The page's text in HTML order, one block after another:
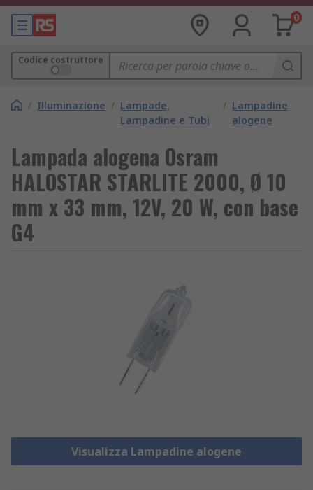
0
Codice costruttore
/ Illuminazione / Lampade,
Lampadine e Tubi
/ Lampadine
alogene
Lampada alogena Osram
HALOSTAR STARLITE 2000, Ø 10
mm x 33 mm, 12V, 20 W, con base
G4
Visualizza Lampadine alogene